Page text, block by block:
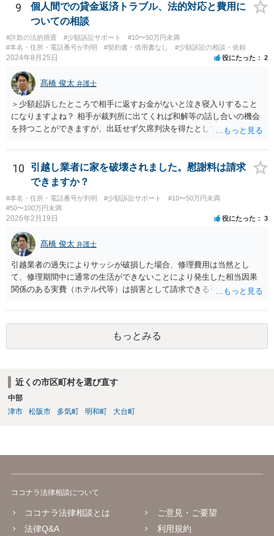
9
個人間での貸金返済トラブル、法的対応と費用に
ついての相談
#詐欺の法的措置 #少額訴訟サポート
#10〜50万円未満
#本名・住所・電話番号が判明
#契約書・借用書なし #少額訴訟の相談・依頼
2024年8月25日 役にたった 2
髙橋 俊太 弁護士
＞少額起訴したところで相手に返すお金がないと泣き寝入りすること
になりますよね？ 相手が裁判所に出てくれば和解等の話し合いの機会
を持つことができますが、出廷せず欠席判決を得たとしても、執行段
にお願いして赤字になりますか？ 契約内容等によりますので一概には
言えませんが、上記のように回収が難しくなってしまう可能性もある
ので、弁護士費用が無駄になってしまうリスクはあるでしょう。 ＞相
手が嘘をついてお金を借りてるのは詐欺罪にはならないんですか？ ＞
詐欺になる可能性があって、被害者が何人かいてもそれだけだと警察
は動いてくれないんでしょうか？ 貴方に対して虚偽の事実を述べて借
生じるでしょうし、同一の手口による複数の被害者が他にもいること
が明白であれば、警察は動く可能性が高いです。
10
引越し業者に家を破壊されました。慰謝料は請求
できますか？
#本名・住所・電話番号が判明 #少額訴訟サポート
#10〜50万円未満
#50〜100万円未満
2026年2月19日 役にたった 3
髙橋 俊太 弁護士
引越業者の過失によりサッシが破損した場合、修理費用は当然とし
て、修理期間中に通常の生活ができないことにより発生した相当因果
関係のある実費（ホテル代等）は損害として請求できる可能性があり
められにくく、「迷惑料」は法的には認容されにくい傾向です。ただ
し、新築直後で生活に重大な支障が生じる場合などは、交渉上、解決
金として一定額が上乗せされることはあり得るでしょう。まずは実費
の補償を明確に求めることが重要です。
もっとみる
近くの市区町村を選び直す
中部
津市
松阪市 多気町 明和町 大台町
ココナラ法律相談について
ココナラ法律相談とは
法律Q&A
ご意見・ご要望
利用規約